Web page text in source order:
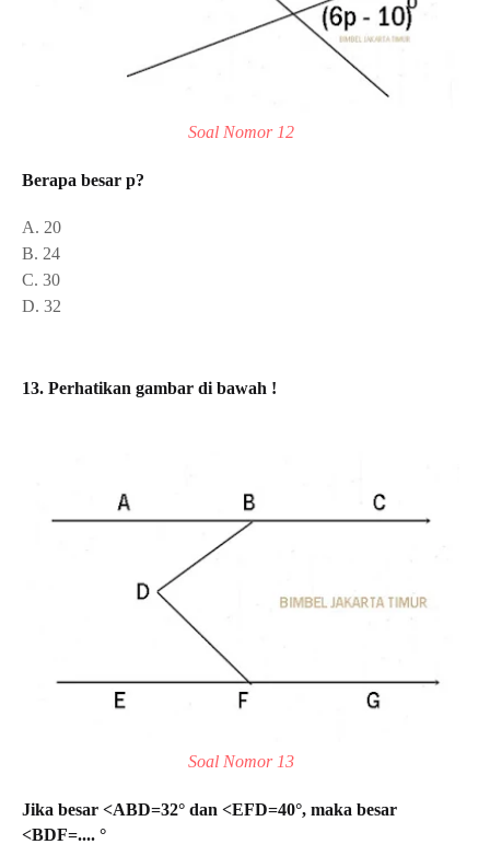
Soal Nomor 12
Berapa besar p?
A. 20
B. 24
C. 30
D. 32
13. Perhatikan gambar di bawah !
Soal Nomor 13
Jika besar <ABD=32° dan <EFD=40°, maka besar
<BDF=.... °